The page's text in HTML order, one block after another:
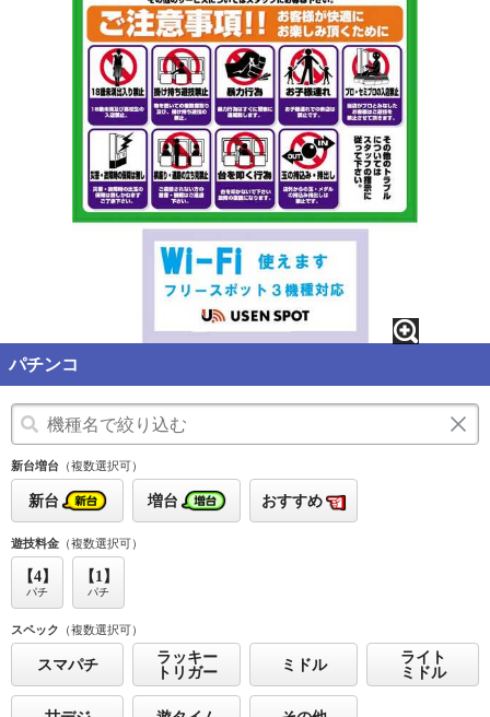
パチンコ
新台増台 （複数選択可）
新台 増台 おすすめ
遊技料金 （複数選択可）
【4】
パチ
【1】
パチ
スペック （複数選択可）
スマパチ
ラッキー
トリガー
ミドル
ライト
ミドル